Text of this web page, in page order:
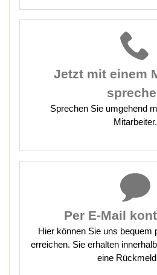
Jetzt mit einem
Sprechen Sie umgehend
Mitarbeiter.
Per E-Mail
Hier können Sie uns bequem
erreichen. Sie erhalten
eine